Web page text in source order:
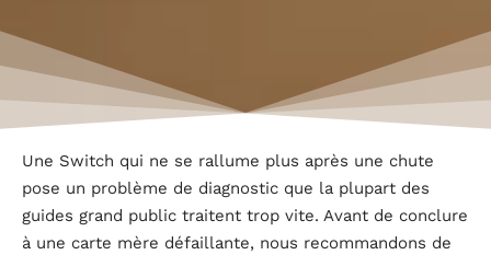
Une Switch qui ne se rallume plus après une chute
pose un problème de diagnostic que la plupart des
guides grand public traitent trop vite. Avant de conclure
à une carte mère défaillante, nous recommandons de